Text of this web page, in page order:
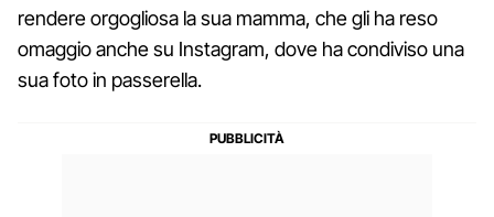
rendere orgogliosa la sua mamma, che gli ha reso
omaggio anche su Instagram, dove ha condiviso una
sua foto in passerella.